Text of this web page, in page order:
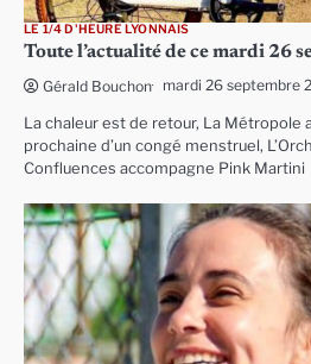
LE 1/4 D'HEURE LYONNAIS
Toute l’actualité de ce mardi 26
Gérald Bouchon mardi 26 septembre
La chaleur est de retour, La Métropole
prochaine d’un congé menstruel,
Confluences accompagne Pink Martini